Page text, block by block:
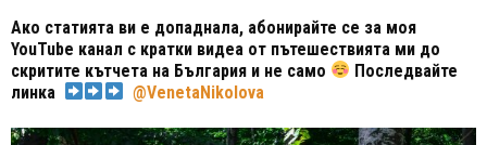
Ако статията ви е допаднала, абонирайте се за моя
YouTube канал с кратки видеа от пътешествията ми до
скритите кътчета на България и не само
Последвайте
линка
@VenetaNikolova